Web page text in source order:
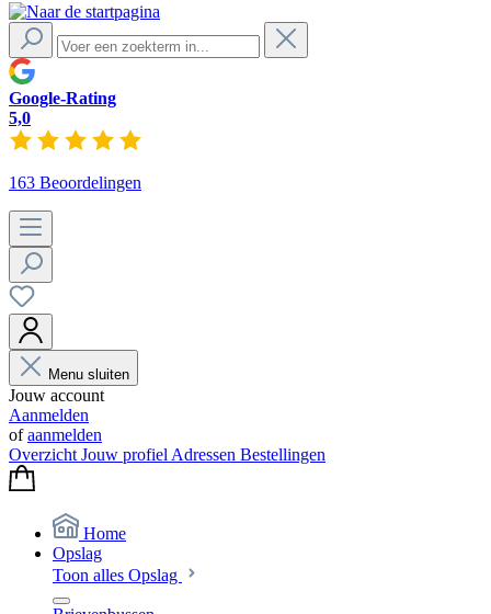
Google-Rating
5,0
163 Beoordelingen
Menu sluiten
Jouw account
Aanmelden
ofaanmelden
Overzicht Jouw profiel Adressen Bestellingen
Home
Opslag
Toon alles Opslag